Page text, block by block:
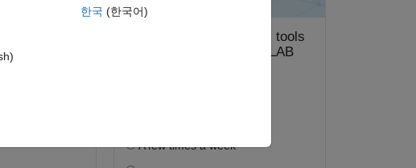
質問に回答する。
ビティをフォロー
한국 (한국어)